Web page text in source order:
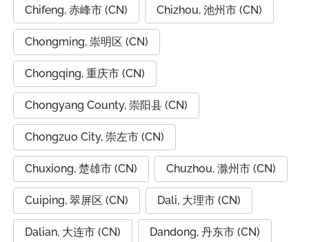
Chifeng, 赤峰市 (CN) Chizhou, 池州市 (CN)
Chongming, 崇明区 (CN)
Chongqing, 重庆市 (CN)
Chongyang County, 崇阳县 (CN)
Chongzuo City, 崇左市 (CN)
Chuxiong, 楚雄市 (CN) Chuzhou, 滁州市 (CN)
Cuiping, 翠屏区 (CN) Dali, 大理市 (CN)
Dalian, 大连市 (CN) Dandong, 丹东市 (CN)